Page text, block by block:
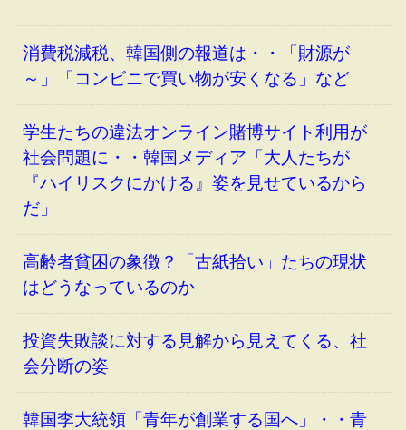
消費税減税、韓国側の報道は・・「財源が
～」「コンビニで買い物が安くなる」など
学生たちの違法オンライン賭博サイト利用が
社会問題に・・韓国メディア「大人たちが
『ハイリスクにかける』姿を見せているから
だ」
高齢者貧困の象徴？「古紙拾い」たちの現状
はどうなっているのか
投資失敗談に対する見解から見えてくる、社
会分断の姿
韓国李大統領「青年が創業する国へ」・・青